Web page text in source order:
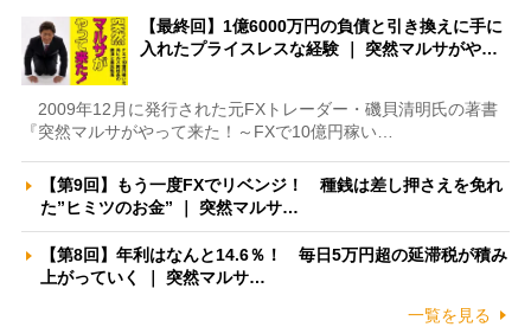
【最終回】1億6000万円の負債と引き換えに手に
入れたプライスレスな経験 ｜ 突然マルサがや…
2009年12月に発行された元FXトレーダー・磯貝清明氏の著書
『突然マルサがやって来た！～FXで10億円稼い…
【第9回】もう一度FXでリベンジ！ 種銭は差し押さえを免れ
た”ヒミツのお金” ｜ 突然マルサ…
【第8回】年利はなんと14.6％！ 毎日5万円超の延滞税が積み
上がっていく ｜ 突然マルサ…
一覧を見る